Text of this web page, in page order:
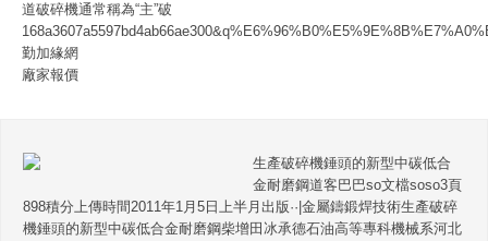
道破碎機通常稱為“主”破
勤加緣網
廠家報價
生產破碎機錘頭的新型中碳低合
金耐磨鋼道客巴巴so文檔soso3頁
898積分上傳時間2011年1月5日上半月出版··|金屬鑄鍛焊技術生產破碎
機錘頭的新型中碳低合金耐磨鋼柴增田冰承德石油高等專科機械系河北